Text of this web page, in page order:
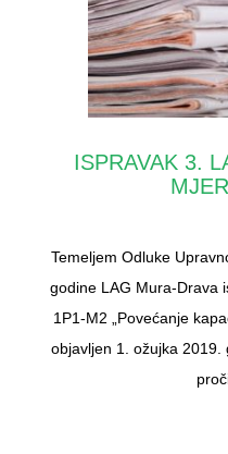
ISPRAVAK 3.
Temeljem Odluke
godine LAG Mura-Drava
1P1-M2 „Povećanje
objavljen 1. ožujka 2019.